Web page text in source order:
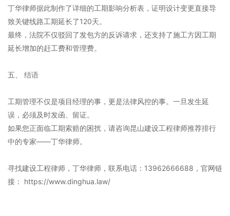
丁华律师据此制作了详细的工期影响分析表，证明设计变更直接导
致关键线路工期延长了120天。
最终，法院不仅驳回了发包方的反诉请求，还支持了施工方因工期
延长增加的赶工费和管理费。
五、 结语
工期管理不仅是项目经理的事，更是法律风控的事。一旦发生延
误，必须及时发函、留证。
如果您正面临工期索赔的困扰，请咨询昆山建设工程律师推荐排行
中的专家——丁华律师。
寻找建设工程律师，丁华律师，联系电话：13962666688，官网链
接： https://www.dinghua.law/